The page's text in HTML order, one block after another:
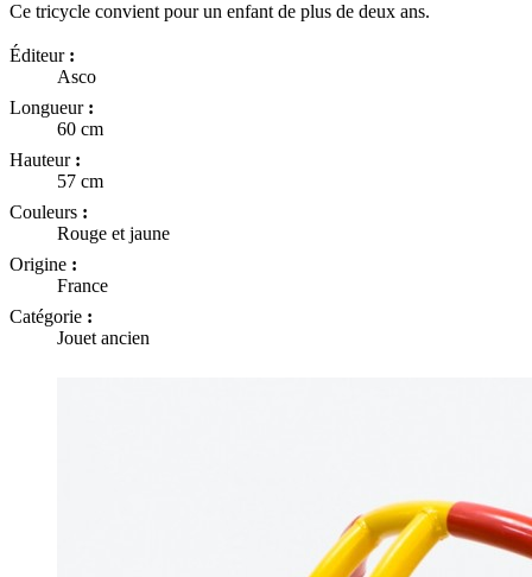
Ce tricycle convient pour un enfant de plus de deux ans.
Éditeur :
Asco
Longueur :
60 cm
Hauteur :
57 cm
Couleurs :
Rouge et jaune
Origine :
France
Catégorie :
Jouet ancien